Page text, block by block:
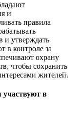
и
правила
и утверждать
в контроле за
охрану
чтобы сохранить
жителей.
участвуют в